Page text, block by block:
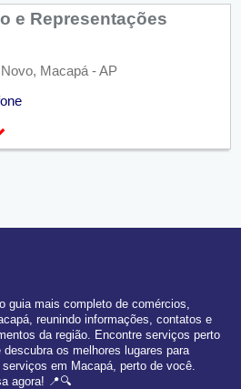
e Representações
Macapá - AP
guia mais completo de comércios,
reunindo informações, contatos e
da região. Encontre serviços perto
os melhores lugares para
em Macapá, perto de você.
agora! 📍🔍